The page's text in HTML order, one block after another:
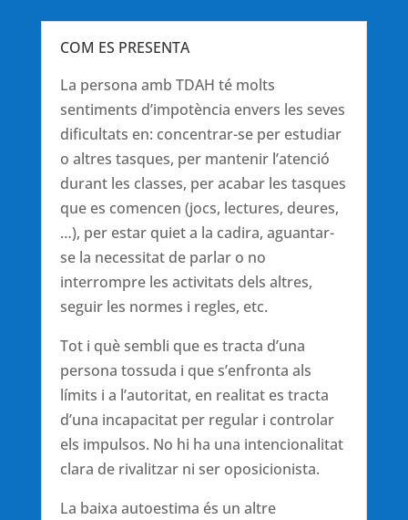
COM ES PRESENTA
La persona amb TDAH té molts
sentiments d’impotència envers les seves
dificultats en: concentrar-se per estudiar
o altres tasques, per mantenir l’atenció
durant les classes, per acabar les tasques
que es comencen (jocs, lectures, deures,
…), per estar quiet a la cadira, aguantar-
se la necessitat de parlar o no
interrompre les activitats dels altres,
seguir les normes i regles, etc.
Tot i què sembli que es tracta d’una
persona tossuda i que s’enfronta als
límits i a l’autoritat, en realitat es tracta
d’una incapacitat per regular i controlar
els impulsos. No hi ha una intencionalitat
clara de rivalitzar ni ser oposicionista.
La baixa autoestima és un altre